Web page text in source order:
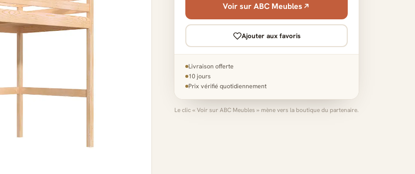
Voir sur ABC Meubles
Ajouter aux favoris
Livraison offerte
10 jours
Prix vérifié quotidiennement
Le clic « Voir sur ABC Meubles » mène vers la boutique du partenaire.